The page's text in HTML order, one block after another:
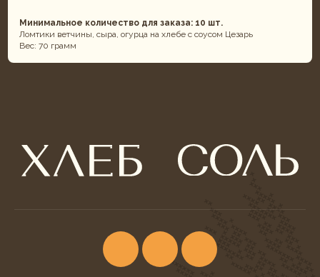
Минимальное количество для заказа: 10 шт.
Ломтики ветчины, сыра, огурца на хлебе с соусом Цезарь
Вес: 70 грамм
КОНТАКТЫ
khleb-sol.tmn@yandex.ru
Ежедневно с 9:00-20:00
Корпоративные обеды
УСЛУГИ
Свадебный кейтеринг
Детские дни рождения